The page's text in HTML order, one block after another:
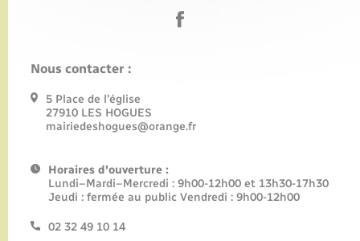
Nous contacter :
5 Place de l’église
27910 LES HOGUES
mairiedeshogues@orange.fr
Horaires d'ouverture :
Lundi–Mardi–Mercredi : 9h00-12h00 et 13h30-17h30
Jeudi : fermée au public Vendredi : 9h00-12h00
02 32 49 10 14